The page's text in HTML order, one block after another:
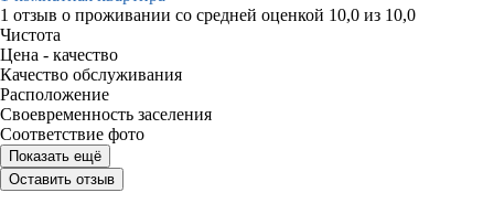
1 отзыв о проживании со средней оценкой 10,0 из 10,0
Чистота
Цена - качество
Качество обслуживания
Расположение
Своевременность заселения
Соответствие фото
Показать ещё
Оставить отзыв